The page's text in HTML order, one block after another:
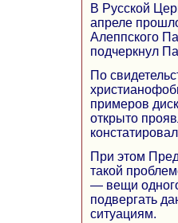
В Русской
апреле
Алеппского
подчеркнул
По
примеров
открыто
При этом
такой
— вещи
подвергать
ситуациям.